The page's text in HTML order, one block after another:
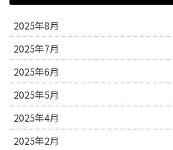
2025年8月
2025年7月
2025年6月
2025年5月
2025年4月
2025年2月